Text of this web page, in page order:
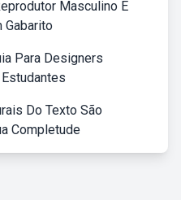
Masculino E
Gabarito
Para Designers
Do Texto São
Completude